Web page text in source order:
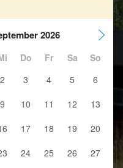
2026
Do Fr Sa
So
2
3 4 5
6
9
10 11 12
13
17 18 19
20
24 25 26 27